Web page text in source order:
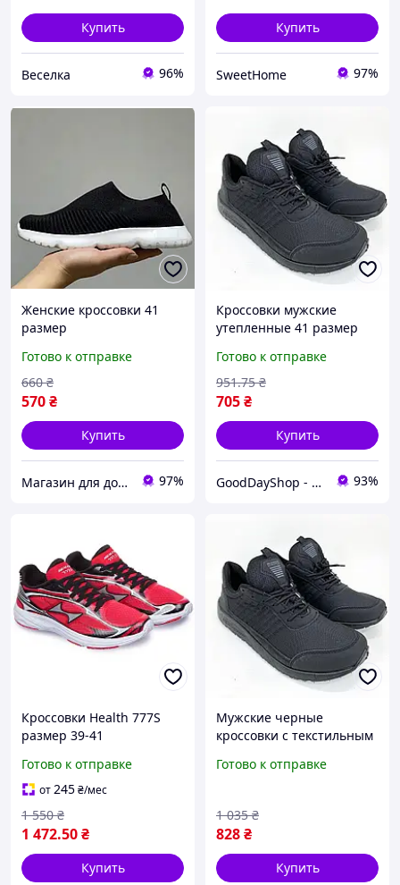
Купить
Веселка 96%
Купить
SweetHome 97%
Женские кроссовки 41
размер
Готово к отправке
570₴
660 ₴
Купить
Магазин для дому 97%
Кроссовки мужские
утепленные 41 размер
прогулок и активного
отдыха
Готово к отправке
705₴
951.75 ₴
Купить
GoodDayShop - Онлайн магазин различных товаров 93%
Кроссовки Health 777S
размер 39-41
Готово к отправке
от245₴/мес
1 472.50₴
1 550 ₴
Купить
Мужские черные
кроссовки с текстильным
подошвой 41 размер
Готово к отправке
828₴
1 035 ₴
Купить